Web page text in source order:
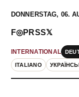
DONNERSTAG, 06.
INTERNATIONAL
ITALIANO
F◎PRSS𝕏